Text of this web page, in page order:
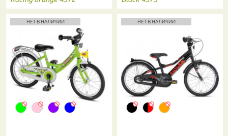
НЕТ В НАЛИЧИИ НЕТ В НАЛИЧИИ